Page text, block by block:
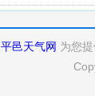
平邑天气网 为您